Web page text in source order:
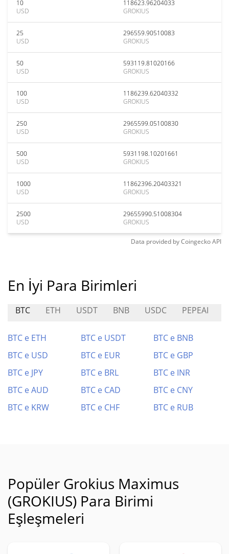
10
USD
118623.96204033
GROKIUS
25
USD
296559.90510083
GROKIUS
50
USD
593119.81020166
GROKIUS
100
USD
1186239.62040332
GROKIUS
250
USD
2965599.05100830
GROKIUS
500
USD
5931198.10201661
GROKIUS
1000
USD
11862396.20403321
GROKIUS
2500
USD
29655990.51008304
GROKIUS
Data provided byCoingeckoAPI
En İyi Para Birimleri
BTC ETH USDT BNB USDC PEPEAI
BTC e ETH BTC e USDT
BTC e BNB
BTC e USD
BTC e EUR
BTC e GBP
BTC e JPY
BTC e BRL
BTC e INR
BTC e AUD
BTC e CAD
BTC e CNY
BTC e KRW
BTC e CHF BTC e RUB
Popüler Grokius Maximus
(GROKIUS) Para Birimi
Eşleşmeleri